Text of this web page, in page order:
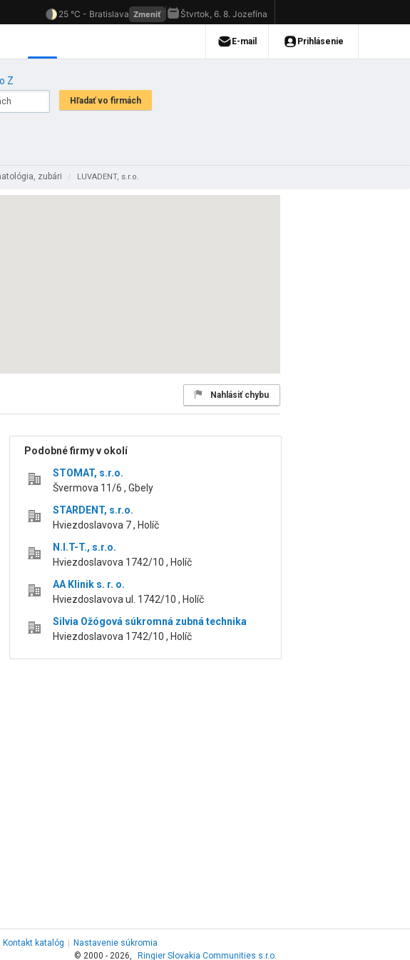
Z
zubári / LUVADENT, s.r.o.
Nahlásiť chybu
Podobné firmy v okolí
STOMAT, s.r.o.
Švermova 11/6 , Gbely
STARDENT, s.r.o.
Hviezdoslavova 7 , Holíč
N.I.T-T., s.r.o.
Hviezdoslavova 1742/10 , Holíč
AA Klinik s. r. o.
Hviezdoslavova ul. 1742/10 , Holíč
Silvia Ožógová súkromná zubná technika
Hviezdoslavova 1742/10 , Holíč
Kontakt katalóg
Nastavenie súkromia
© 2000 - 2026,
Ringier Slovakia Communities s.r.o.